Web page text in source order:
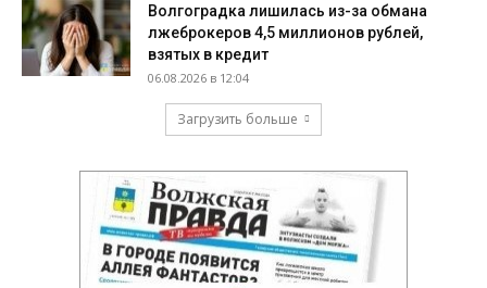
Волгоградка лишилась из-за обмана
лжеброкеров 4,5 миллионов рублей,
взятых в кредит
06.08.2026 в 12:04
Загрузить больше